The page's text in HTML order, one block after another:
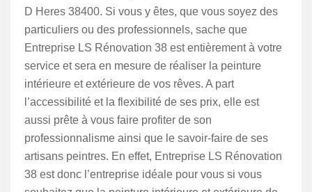
D Heres 38400. Si vous y êtes, que vous soyez des
particuliers ou des professionnels, sache que
Entreprise LS Rénovation 38 est entièrement à votre
service et sera en mesure de réaliser la peinture
intérieure et extérieure de vos rêves. A part
l’accessibilité et la flexibilité de ses prix, elle est
aussi prête à vous faire profiter de son
professionnalisme ainsi que le savoir-faire de ses
artisans peintres. En effet, Entreprise LS Rénovation
38 est donc l’entreprise idéale pour vous si vous